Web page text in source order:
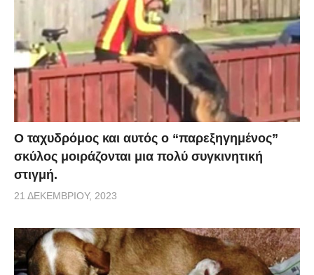
Ο ταχυδρόμος και αυτός ο “παρεξηγημένος”
σκύλος μοιράζονται μια πολύ συγκινητική
στιγμή.
21 ΔΕΚΕΜΒΡΊΟΥ, 2023